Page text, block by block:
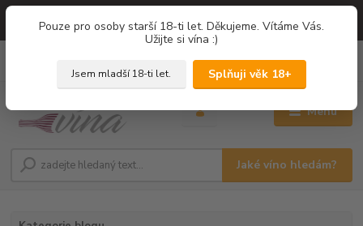
===
Pouze pro osoby starší 18-ti let. Děkujeme. Vítáme Vás.
Užijte si vína :)
Jsem mladší 18-ti let. Splňuji věk 18+
Menu
Jaké víno hledám?
0,00 Kč